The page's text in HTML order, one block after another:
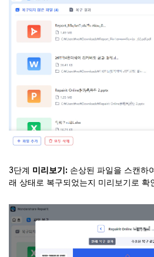
3단계 미리보기: 손상된 파일을 스캔하
래 상태로 복구되었는지 미리보기로 확